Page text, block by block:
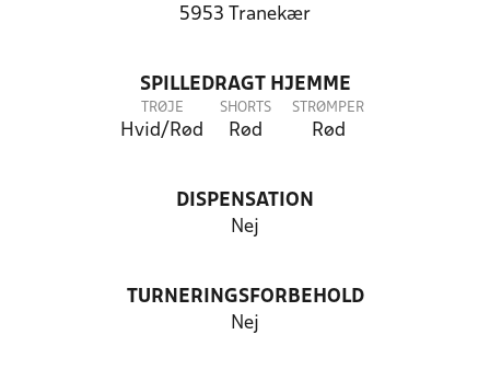
5953 Tranekær
SPILLEDRAGT HJEMME
TRØJE
Hvid/Rød
SHORTS
Rød
STRØMPER
Rød
DISPENSATION
Nej
TURNERINGSFORBEHOLD
Nej